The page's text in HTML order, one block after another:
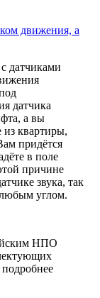
движения, а
датчиками
датчика
а вы
из квартиры,
придётся
в поле
причине
звука, так
углом.
НПО